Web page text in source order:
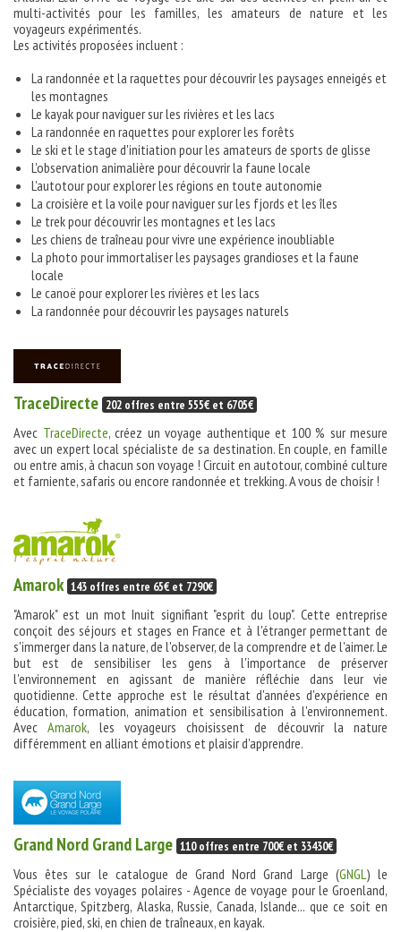
multi-activités pour les familles, les amateurs de nature et les
voyageurs expérimentés.
Les activités proposées incluent :
La randonnée et la raquettes pour découvrir les paysages enneigés et
les montagnes
Le kayak pour naviguer sur les rivières et les lacs
La randonnée en raquettes pour explorer les forêts
Le ski et le stage d'initiation pour les amateurs de sports de glisse
L'observation animalière pour découvrir la faune locale
L'autotour pour explorer les régions en toute autonomie
La croisière et la voile pour naviguer sur les fjords et les îles
Le trek pour découvrir les montagnes et les lacs
Les chiens de traîneau pour vivre une expérience inoubliable
La photo pour immortaliser les paysages grandioses et la faune
locale
Le canoë pour explorer les rivières et les lacs
La randonnée pour découvrir les paysages naturels
TraceDirecte 202 offres entre 555€ et 6705€
Avec TraceDirecte, créez un voyage authentique et 100 % sur mesure
avec un expert local spécialiste de sa destination. En couple, en famille
ou entre amis, à chacun son voyage ! Circuit en autotour, combiné culture
et farniente, safaris ou encore randonnée et trekking. A vous de choisir !
Amarok 143 offres entre 65€ et 7290€
"Amarok" est un mot Inuit signifiant "esprit du loup". Cette entreprise
conçoit des séjours et stages en France et à l'étranger permettant de
s'immerger dans la nature, de l'observer, de la comprendre et de l'aimer. Le
but est de sensibiliser les gens à l'importance de préserver
l'environnement en agissant de manière réfléchie dans leur vie
quotidienne. Cette approche est le résultat d'années d'expérience en
éducation, formation, animation et sensibilisation à l'environnement.
AvecAmarok, les voyageurs choisissent de découvrir la nature
différemment en alliant émotions et plaisir d'apprendre.
Grand Nord Grand Large 110 offres entre 700€ et 33430€
Vous êtes sur le catalogue de Grand Nord Grand Large (GNGL) le
Spécialiste des voyages polaires - Agence de voyage pour le Groenland,
Antarctique, Spitzberg, Alaska, Russie, Canada, Islande... que ce soit en
croisière, pied, ski, en chien de traîneaux, en kayak.